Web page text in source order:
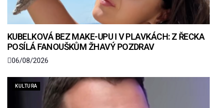
KUBELKOVÁ BEZ MAKE-UPU I V PLAVKÁCH: Z ŘECKA
POSÍLÁ FANOUŠKŮM ŽHAVÝ POZDRAV
06/08/2026
KULTURA